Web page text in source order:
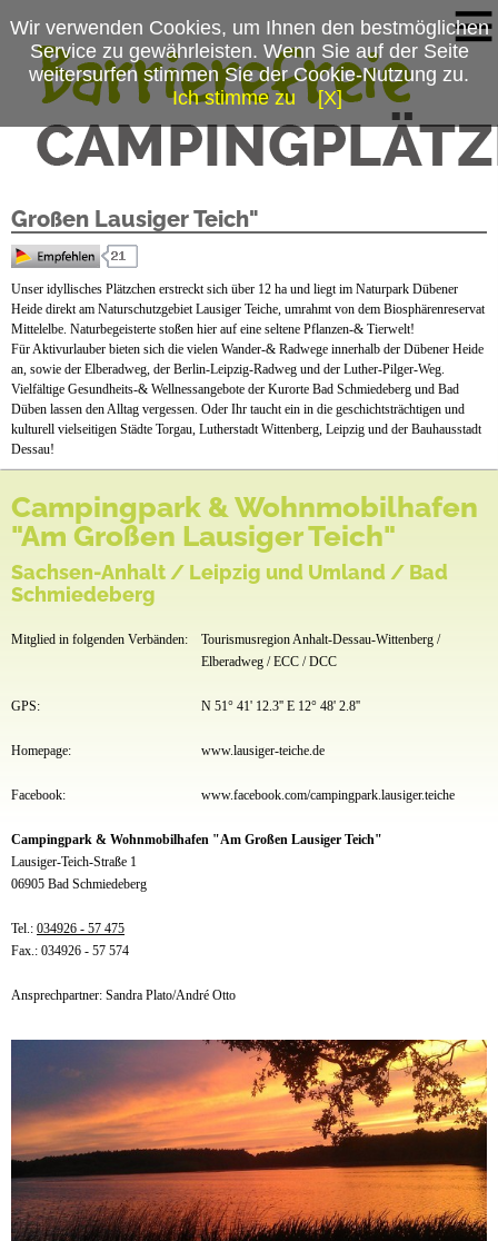
Campingplatzmenü
Stellplätze
Mietobjekte
Preise & Prospekte
Anfahrt
News
Großen Lausiger Teich"
Unser idyllisches Plätzchen erstreckt sich über 12 ha und liegt im Naturpark Dübener
Heide direkt am Naturschutzgebiet Lausiger Teiche, umrahmt von dem Biosphärenreservat
Mittelelbe. Naturbegeisterte stoßen hier auf eine seltene Pflanzen-& Tierwelt!
Für Aktivurlauber bieten sich die vielen Wander-& Radwege innerhalb der Dübener Heide
an, sowie der Elberadweg, der Berlin-Leipzig-Radweg und der Luther-Pilger-Weg.
Vielfältige Gesundheits-& Wellnessangebote der Kurorte Bad Schmiedeberg und Bad
Düben lassen den Alltag vergessen. Oder Ihr taucht ein in die geschichtsträchtigen und
kulturell vielseitigen Städte Torgau, Lutherstadt Wittenberg, Leipzig und der Bauhausstadt
Dessau!
Campingpark & Wohnmobilhafen
"Am Großen Lausiger Teich"
Sachsen-Anhalt / Leipzig und Umland / Bad
Schmiedeberg
Mitglied in folgenden Verbänden:
Tourismusregion Anhalt-Dessau-Wittenberg /
Elberadweg / ECC / DCC
GPS: N 51° 41' 12.3'' E 12° 48' 2.8''
Homepage: www.lausiger-teiche.de
Facebook: www.facebook.com/campingpark.lausiger.teiche
Campingpark & Wohnmobilhafen "Am Großen Lausiger Teich"
Lausiger-Teich-Straße 1
06905 Bad Schmiedeberg
Tel.: 034926 - 57 475
Fax.: 034926 - 57 574
Ansprechpartner: Sandra Plato/André Otto
Wir verwenden Cookies, um Ihnen den bestmöglichen
Service zu gewährleisten. Wenn Sie auf der Seite
weitersurfen stimmen Sie der Cookie-Nutzung zu.
Ich stimme zu
[X]